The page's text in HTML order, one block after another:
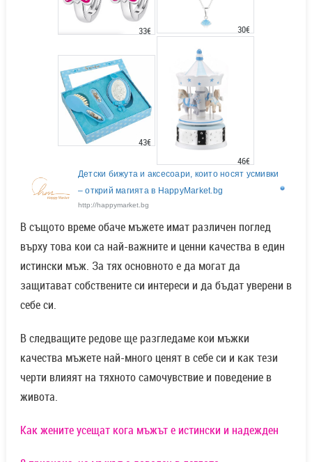
33€ 30€
43€
46€
Детски бижута и аксесоари, които носят усмивки
– открий магията в HappyMarket.bg
http://happymarket.bg
В същото време обаче мъжете имат различен поглед
върху това кои са най-важните и ценни качества в един
истински мъж. За тях основното е да могат да
защитават собствените си интереси и да бъдат уверени в
себе си.
В следващите редове ще разгледаме кои мъжки
качества мъжете най-много ценят в себе си и как тези
черти влияят на тяхното самочувствие и поведение в
живота.
Как жените усещат кога мъжът е истински и надежден